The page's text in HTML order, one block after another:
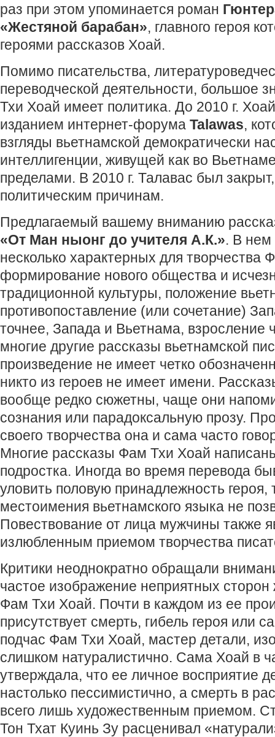
раз при этом упоминается роман
«Жестяной барабан», главного героя
героями рассказов Хоай.
Помимо писательства,
переводческой деятельности, большое
Тхи Хоай имеет политика. До 2010 г.
изданием интернет-форума Talawas,
взгляды вьетнамской демократически
интеллигенции, живущей как во
пределами. В 2010 г. Талавас был
политическим причинам.
Предлагаемый вашему вниманию
«От Ман ныонг до учителя А.К.». В нем
несколько характерных для творчества
формирование нового общества и
традиционной культуры, положение
противопоставление (или сочетание)
точнее, Запада и Вьетнама, взросление
многие другие рассказы вьетнамской
произведение не имеет четко
никто из героев не имеет имени.
вообще редко сюжетны, чаще они
сознания или парадоксальную прозу.
своего творчества она и сама часто
Многие рассказы Фам Тхи Хоай
подростка. Иногда во время перевода
уловить половую принадлежность героя,
местоимения вьетнамского языка не
Повествование от лица мужчины также
излюбленным приемом творчества
Критики неоднократно обращали
частое изображение неприятных сторон
Фам Тхи Хоай. Почти в каждом из ее
присутствует смерть, гибель героя или
подчас Фам Тхи Хоай, мастер детали,
слишком натуралистично. Сама Хоай в
утверждала, что ее личное восприятие
настолько пессимистично, а смерть в
всего лишь художественным приемом.
Тон Тхат Куинь Зу расценивал